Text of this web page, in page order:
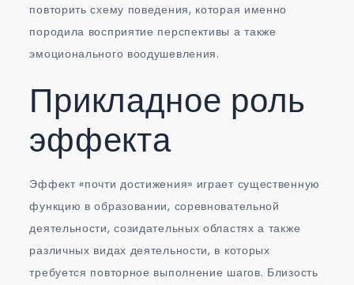
повторить схему поведения, которая именно
породила восприятие перспективы а также
эмоционального воодушевления.
Прикладное роль
эффекта
Эффект «почти достижения» играет существенную
функцию в образовании, соревновательной
деятельности, созидательных областях а также
различных видах деятельности, в которых
требуется повторное выполнение шагов. Близость